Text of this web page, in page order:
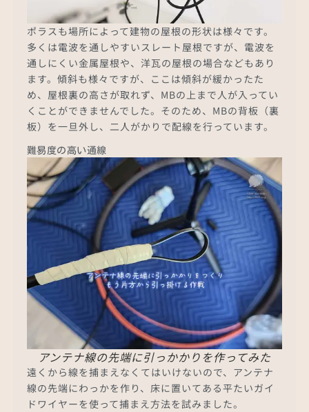
ポラスも場所によって建物の屋根の形状は様々です。
多くは電波を通しやすいスレート屋根ですが、電波を
通しにくい金属屋根や、洋瓦の屋根の場合などもあり
ます。傾斜も様々ですが、ここは傾斜が緩かったた
め、屋根裏の高さが取れず、MBの上まで人が入ってい
くことができませんでした。そのため、MBの背板（裏
板）を一旦外し、二人がかりで配線を行っています。
難易度の高い通線
アンテナ線の先端に引っかかりを作ってみた
遠くから線を捕まえなくてはいけないので、アンテナ
線の先端にわっかを作り、床に置いてある平たいガイ
ドワイヤーを使って捕まえ方法を試みました。